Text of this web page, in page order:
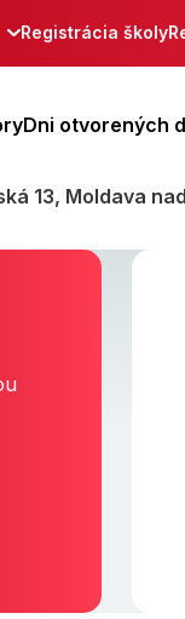
Registrácia školy
Dni otvorených
13, Moldava